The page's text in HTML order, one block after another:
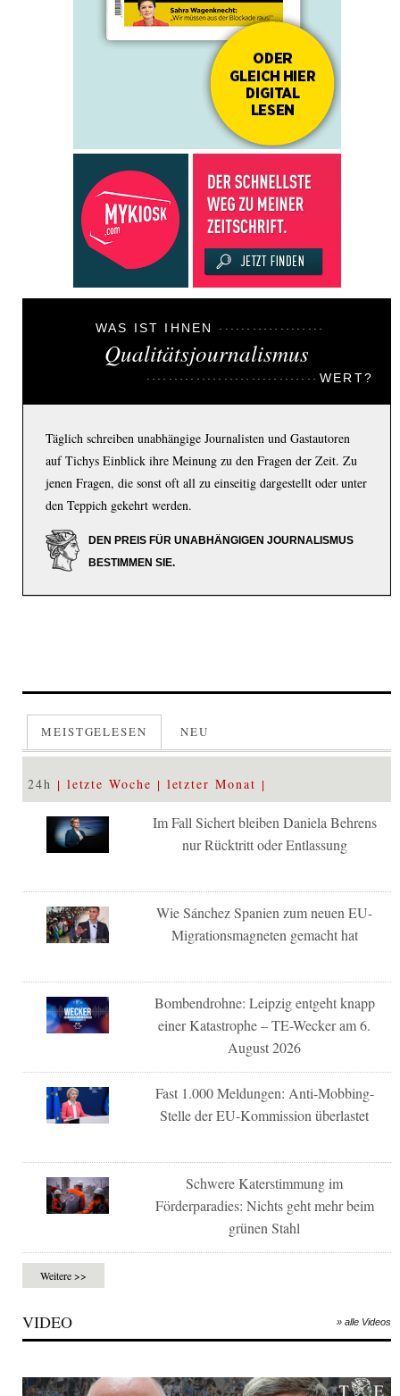
WAS IST IHNEN
Qualitätsjournalismus
WERT?
Täglich schreiben unabhängige Journalisten und Gastautoren
auf Tichys Einblick ihre Meinung zu den Fragen der Zeit. Zu
jenen Fragen, die sonst oft all zu einseitig dargestellt oder unter
den Teppich gekehrt werden.
DEN PREIS FÜR UNABHÄNGIGEN JOURNALISMUS
BESTIMMEN SIE.
MEISTGELESEN NEU
24h letzte Woche letzter Monat
Im Fall Sichert bleiben Daniela Behrens
nur Rücktritt oder Entlassung
Wie Sánchez Spanien zum neuen EU-
Migrationsmagneten gemacht hat
Bombendrohne: Leipzig entgeht knapp
einer Katastrophe – TE-Wecker am 6.
August 2026
Fast 1.000 Meldungen: Anti-Mobbing-
Stelle der EU-Kommission überlastet
Schwere Katerstimmung im
Förderparadies: Nichts geht mehr beim
grünen Stahl
Weitere >>
VIDEO » alle Videos